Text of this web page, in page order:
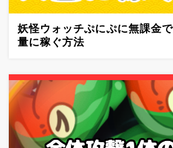
妖怪ウォッチぷにぷに無課金
量に稼ぐ方法